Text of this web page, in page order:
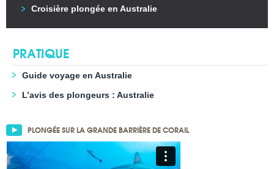
Croisière plongée en Australie
PRATIQUE
Guide voyage en Australie
L’avis des plongeurs : Australie
PLONGÉE SUR LA GRANDE BARRIÈRE DE CORAIL